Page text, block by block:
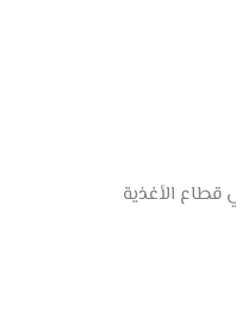
قطاع الأغذية